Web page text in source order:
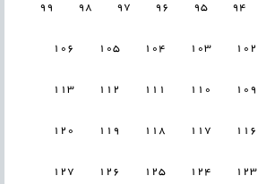
94
95
96
97
98
99
102
103
104
105
106
109
110
111
112
113
116
117
118
119
120
123
124
125
126
127